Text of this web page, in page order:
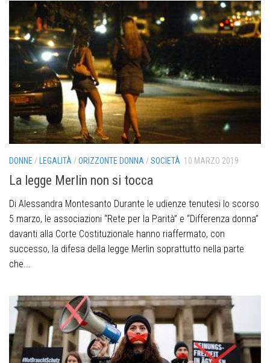
DONNE /LEGALITÀ /ORIZZONTE DONNA /SOCIETÀ 10 MARZO 2019
La legge Merlin non si tocca
Di Alessandra Montesanto Durante le udienze tenutesi lo scorso
5 marzo, le associazioni “Rete per la Parità” e “Differenza donna”
davanti alla Corte Costituzionale hanno riaffermato, con
successo, la difesa della legge Merlin soprattutto nella parte
che...